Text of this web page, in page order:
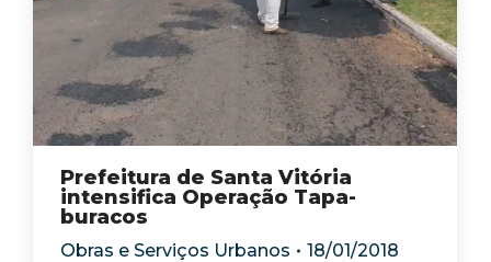
Prefeitura de Santa Vitória
intensifica Operação Tapa-
buracos
Obras e Serviços Urbanos 18/01/2018